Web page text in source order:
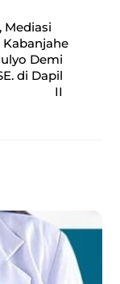
Mediasi
Kabanjahe
Demi
di Dapil
II